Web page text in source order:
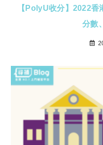
【PolyU收分】2022香
分數